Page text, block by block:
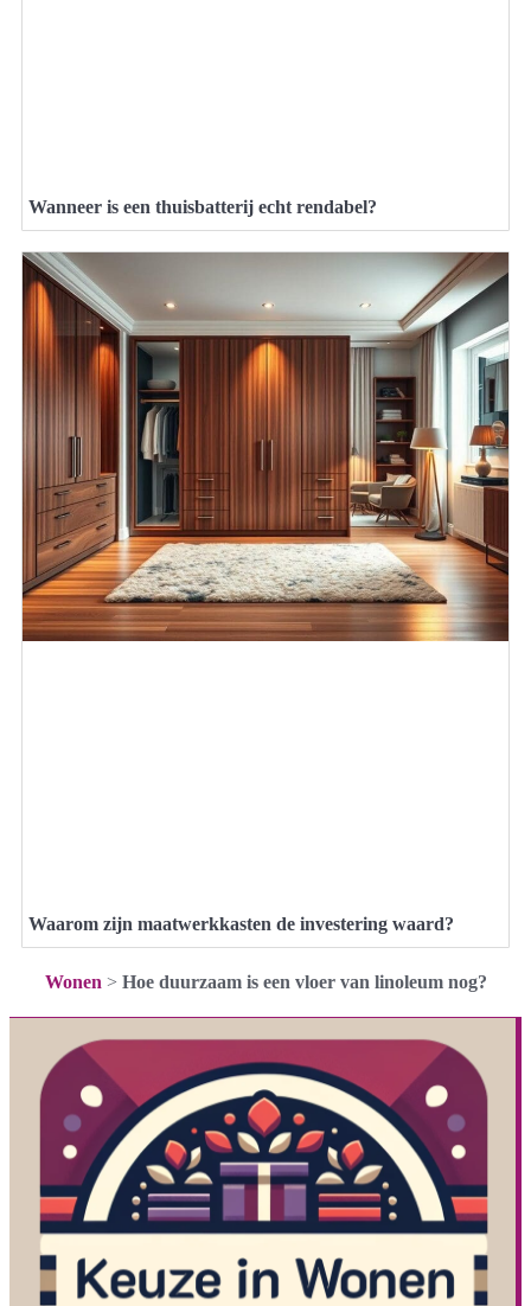
Wanneer is een thuisbatterij echt rendabel?
Waarom zijn maatwerkkasten de investering waard?
Wonen > Hoe duurzaam is een vloer van linoleum nog?